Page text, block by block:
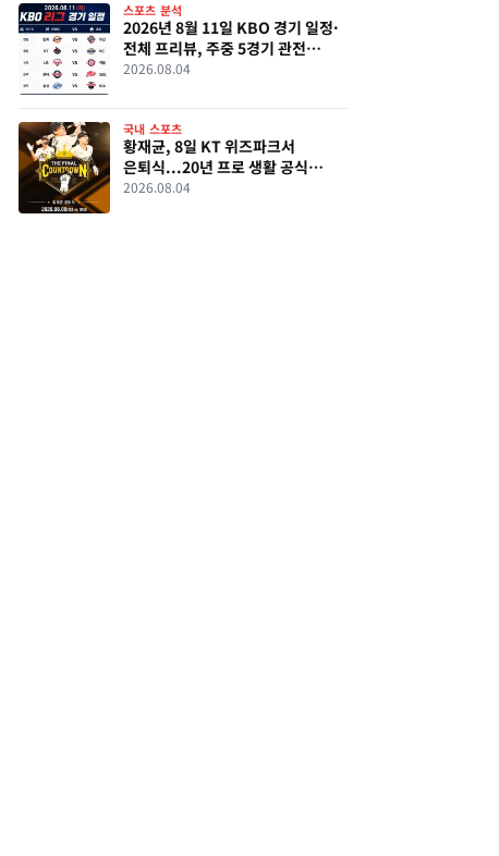
스포츠 분석
2026년 8월 11일 KBO 경기 일정·
전체 프리뷰, 주중 5경기 관전
포인트
2026.08.04
국내 스포츠
황재균, 8일 KT 위즈파크서
은퇴식...20년 프로 생활 공식
마무리
2026.08.04